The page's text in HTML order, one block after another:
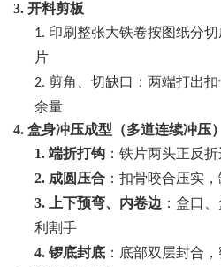
3. 开料剪板
1. 印刷整张大铁卷按图纸分切
片
2. 剪角、切缺口：两端打出
余量
4. 盒身冲压成型（多道连续冲压）
1. 端折打钩 ：铁片两头正反
2. 成圆压合 ：扣骨咬合压实
3.
上下预弯、内卷边 ：盒口
利割手
4. 锣底封底 ：底部双层封合